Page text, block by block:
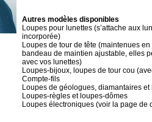
Autres modèles disponibles
Loupes pour lunettes (s’attache aux
incorporée)
Loupes de tour de tête (maintenues
bandeau de maintien ajustable, elles
avec vos lunettes)
Loupes-bijoux, loupes de tour cou
Compte-fils
Loupes de géologues, diamantaires et
Loupes-règles et loupes-dômes
Loupes électroniques (voir la page de